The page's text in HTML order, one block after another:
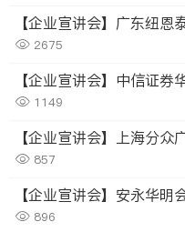
2675
1149
857
896